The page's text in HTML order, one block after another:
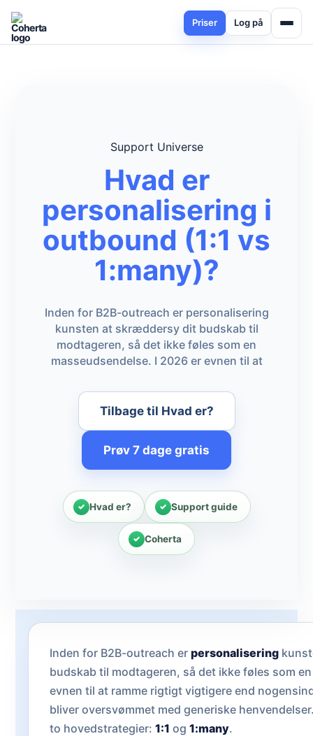
Priser Log på
Support Universe
Hvad er
personalisering i
outbound (1:1 vs
1:many)?
Inden for B2B-outreach er personalisering
kunsten at skræddersy dit budskab til
modtageren, så det ikke føles som en
masseudsendelse. I 2026 er evnen til at
Tilbage til Hvad er?
Prøv 7 dage gratis
Hvad er? Support guide
Coherta
Inden for B2B-outreach er personalisering
budskab til modtageren, så det ikke føles som
evnen til at ramme rigtigt vigtigere end
bliver oversvømmet med generiske
to hovedstrategier: 1:1 og 1:many.